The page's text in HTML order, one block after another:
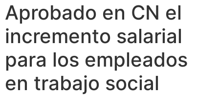
Aprobado en CN el
incremento salarial
para los empleados
en trabajo social